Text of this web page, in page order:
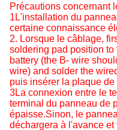
Précautions concernant
1L'installation du
certaine connaissance
2. Lorsque le câblage,
soldering pad position
battery (the B- wire
wire) and solder the
puis insérer la plaque de
3La connexion entre le
terminal du panneau de
épaisse.Sinon, le
déchargera à l'avance et